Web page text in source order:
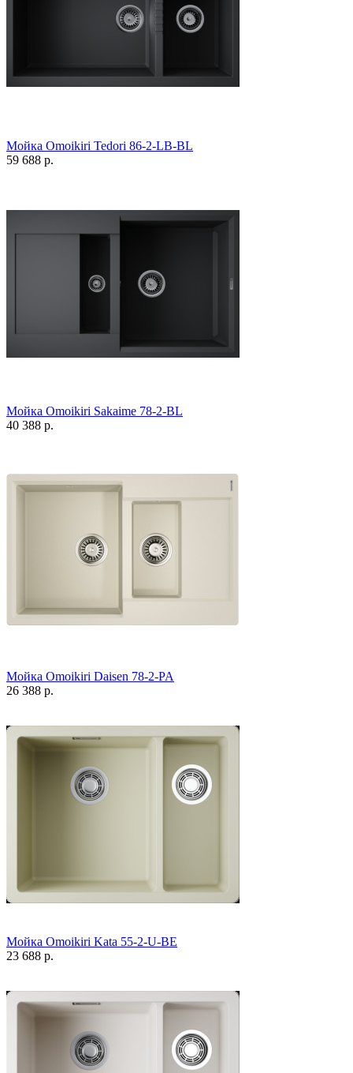
Мойка Omoikiri Tedori 86-2-LB-BL
59 688 р.
Мойка Omoikiri Sakaime 78-2-BL
40 388 р.
Мойка Omoikiri Daisen 78-2-PA
26 388 р.
Мойка Omoikiri Kata 55-2-U-BE
23 688 р.